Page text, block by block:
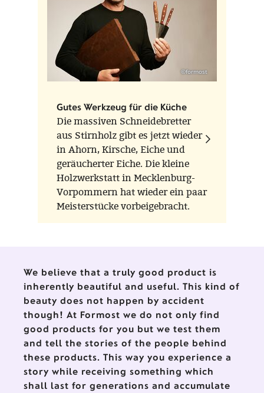
©formost
Gutes Werkzeug für die Küche
Die massiven Schneidebretter
aus Stirnholz gibt es jetzt wieder
in Ahorn, Kirsche, Eiche und
geräucherter Eiche. Die kleine
Holzwerkstatt in Mecklenburg-
Vorpommern hat wieder ein paar
Meisterstücke vorbeigebracht.
We believe that a truly good product is
inherently beautiful and useful. This kind of
beauty does not happen by accident
though! At Formost we do not only find
good products for you but we test them
and tell the stories of the people behind
these products. This way you experience a
story while receiving something which
shall last for generations and accumulate